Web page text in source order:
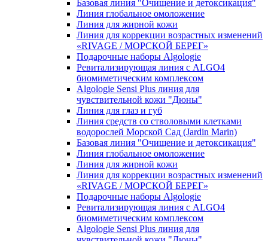
Базовая линия "Очищение и детоксикация"
Линия глобальное омоложение
Линия для жирной кожи
Линия для коррекции возрастных изменений
«RIVAGE / МОРСКОЙ БЕРЕГ»
Подарочные наборы Algologie
Ревитализирующая линия с ALGO4
биомиметическим комплексом
Algologie Sensi Plus линия для
чувcтвительной кожи "Дюны"
Линия для глаз и губ
Линия средств со стволовыми клетками
водорослей Морской Сад (Jardin Marin)
Базовая линия "Очищение и детоксикация"
Линия глобальное омоложение
Линия для жирной кожи
Линия для коррекции возрастных изменений
«RIVAGE / МОРСКОЙ БЕРЕГ»
Подарочные наборы Algologie
Ревитализирующая линия с ALGO4
биомиметическим комплексом
Algologie Sensi Plus линия для